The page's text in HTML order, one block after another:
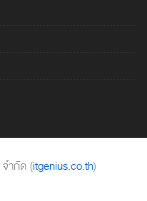
จำกัด (itgenius.co.th)